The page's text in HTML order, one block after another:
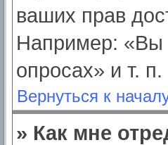
ваших прав
Например: «Вы
опросах» и т. п.
Вернуться к
» Как мне